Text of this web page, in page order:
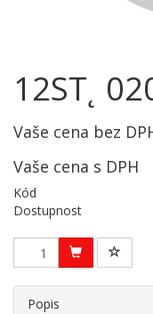
12ST˛
Vaše cena bez
Vaše cena s DPH
Kód
Dostupnost
Popis